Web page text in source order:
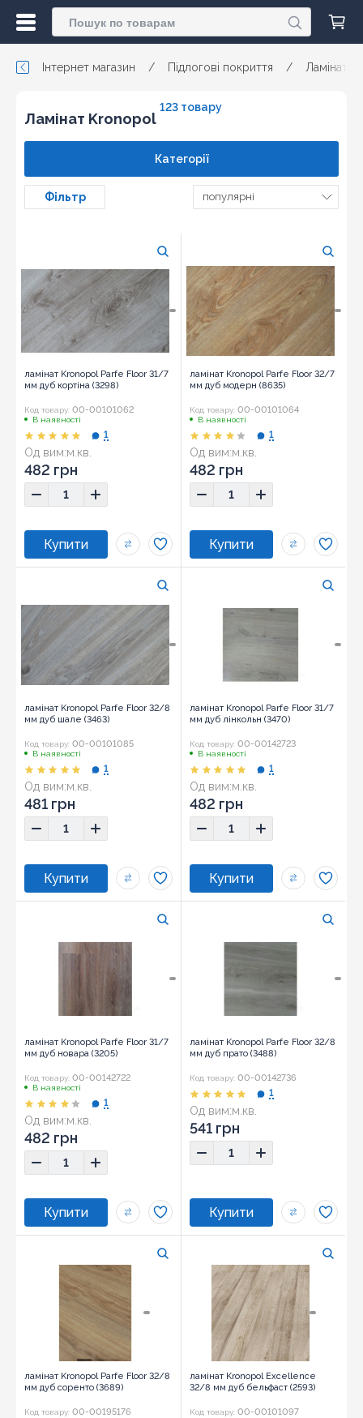
Інтернет магазин / Підлогові покриття / Ламінат
Ламінат Kronopol
123 товару
Фільтр
Категорії
популярні
ламінат Kronopol Parfe Floor 31/7
мм дуб кортіна (3298)
Код товару: 00-00101062
В наявності
Од вим:м.кв.
1
482 грн
ламінат Kronopol Parfe Floor 32/7
мм дуб модерн (8635)
Код товару: 00-00101064
В наявності
Од вим:м.кв.
1
482 грн
ламінат Kronopol Parfe Floor 32/8
мм дуб шале (3463)
Код товару: 00-00101085
В наявності
Од вим:м.кв.
1
481 грн
ламінат Kronopol Parfe Floor 31/7
мм дуб лінкольн (3470)
Код товару: 00-00142723
В наявності
Од вим:м.кв.
1
482 грн
ламінат Kronopol Parfe Floor 31/7
мм дуб новара (3205)
Код товару: 00-00142722
В наявності
Од вим:м.кв.
1
482 грн
ламінат Kronopol Parfe Floor 32/8
мм дуб прато (3488)
Код товару: 00-00142736
Од вим:м.кв.
1
541 грн
ламінат Kronopol Parfe Floor 32/8
мм дуб соренто (3689)
Код товару: 00-00195176
ламінат Kronopol Excellence
32/8 мм дуб бельфаст (2593)
Код товару: 00-00101097